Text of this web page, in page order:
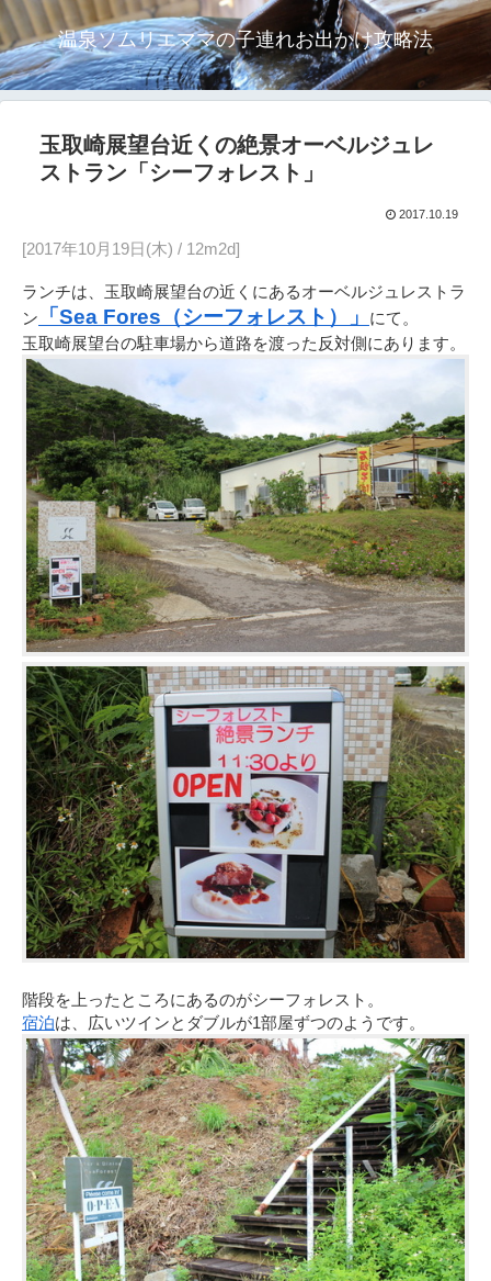
温泉ソムリエママの子連れお出かけ攻略法
玉取崎展望台近くの絶景オーベルジュレ
ストラン「シーフォレスト」
2017.10.19
[2017年10月19日(木) / 12m2d]
ランチは、玉取崎展望台の近くにあるオーベルジュレストラ
ン
「Sea Fores（シーフォレスト）」
にて。
玉取崎展望台の駐車場から道路を渡った反対側にあります。
階段を上ったところにあるのがシーフォレスト。
宿泊は、広いツインとダブルが1部屋ずつのようです。